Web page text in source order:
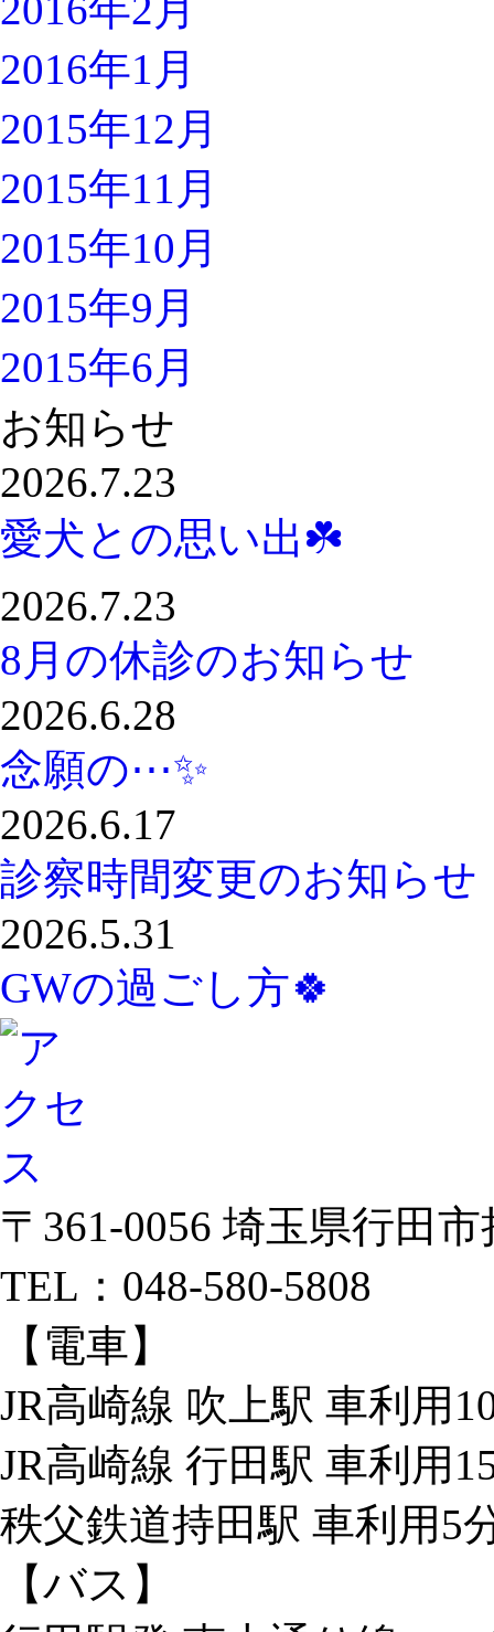
2016年1月
2015年12月
2015年11月
2015年10月
2015年9月
2015年6月
お知らせ
2026.7.23
愛犬との思い出☘️
2026.7.23
8月の休診のお知らせ
2026.6.28
念願の⋯✨️
2026.6.17
診察時間変更のお知らせ
2026.5.31
GWの過ごし方🍀
〒361-0056 埼玉県行田市
TEL：048-580-5808
【電車】
JR高崎線 吹上駅 車利用
JR高崎線 行田駅 車利用
秩父鉄道持田駅 車利用5
【バス】